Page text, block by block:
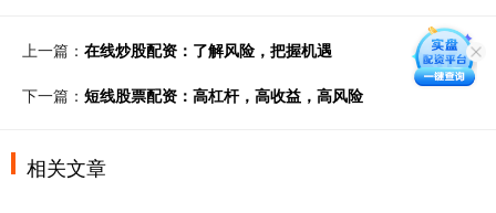
上一篇： 在线炒股配资：了解风险，把握机遇
下一篇： 短线股票配资：高杠杆，高收益，高风险
相关文章